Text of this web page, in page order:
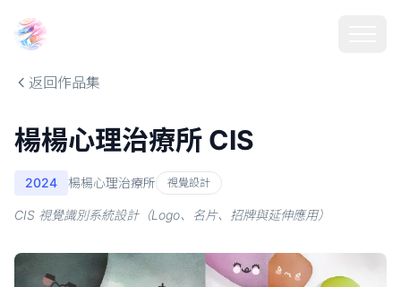
返回作品集
楊楊心理治療所 CIS
2024 楊楊心理治療所 視覺設計
CIS 視覺識別系統設計（Logo、名片、招牌與延伸應用）